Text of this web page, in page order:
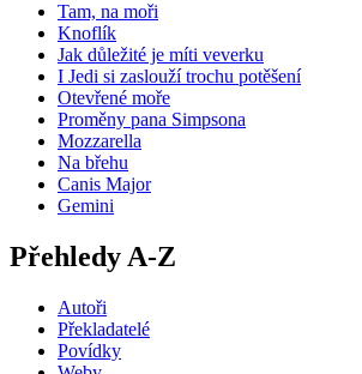
Tam, na moři
Knoflík
Jak důležité je míti veverku
I Jedi si zaslouží trochu potěšení
Otevřené moře
Proměny pana Simpsona
Mozzarella
Na břehu
Canis Major
Gemini
Přehledy A-Z
Autoři
Překladatelé
Povídky